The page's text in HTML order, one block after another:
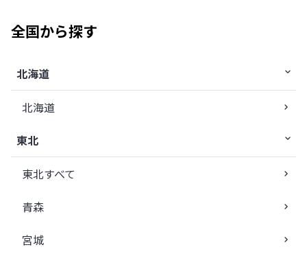
全国から探す
北海道
北海道
東北
東北すべて
青森
宮城